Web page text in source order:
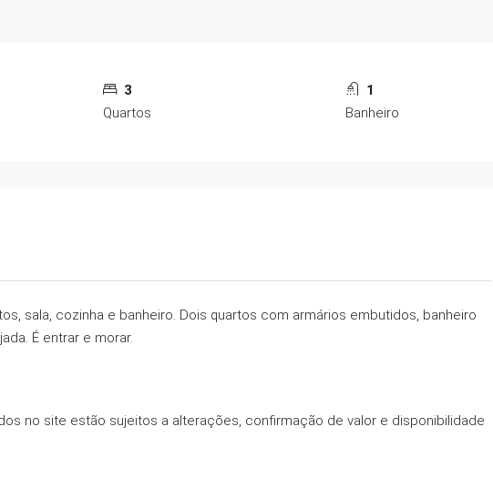
3
Quartos
1
Banheiro
sala, cozinha e banheiro. Dois quartos com armários embutidos, banheiro
É entrar e morar.
no site estão sujeitos a alterações, confirmação de valor e disponibilidade